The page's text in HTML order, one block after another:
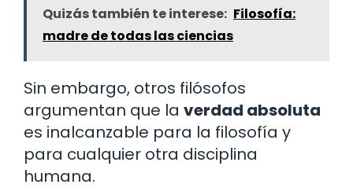
Quizás también te interese: Filosofía:
madre de todas las ciencias
Sin embargo, otros filósofos
argumentan que la verdad absoluta
es inalcanzable para la filosofía y
para cualquier otra disciplina
humana.